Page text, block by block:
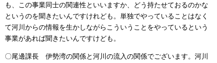
も、この事業同士の関連性といいますか、どう持たせておるのかな
というのを聞きたいんですけれども。単独でやっていることはなく
て河川からの情報を生かしながらこういうことをやっているという
事業があれば聞きたいんですけども。
〇尾邊課長 伊勢湾の関係と河川の流入の関係でございます。河川